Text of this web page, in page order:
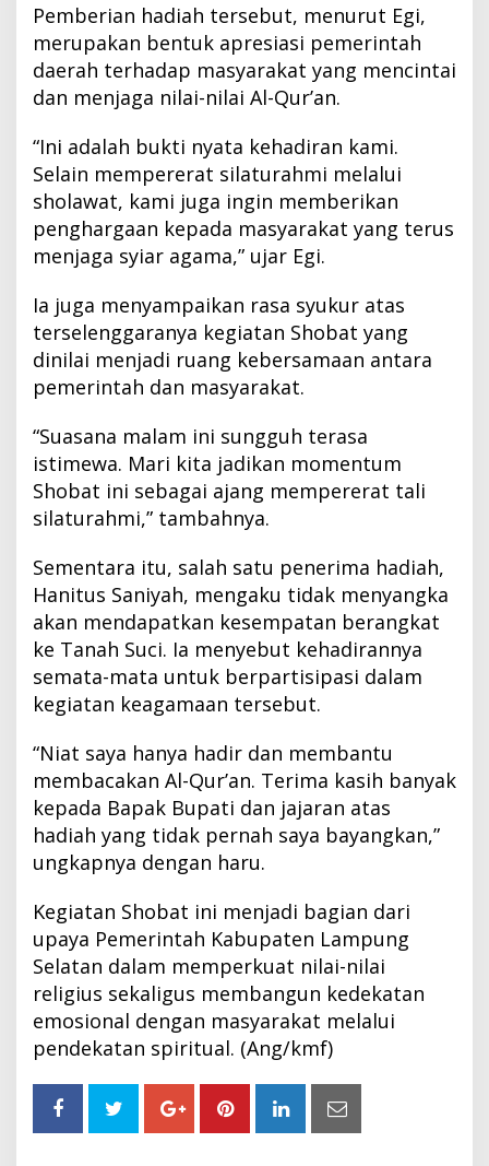
Pemberian hadiah tersebut, menurut Egi,
merupakan bentuk apresiasi pemerintah
daerah terhadap masyarakat yang mencintai
dan menjaga nilai-nilai Al-Qur’an.
“Ini adalah bukti nyata kehadiran kami.
Selain mempererat silaturahmi melalui
sholawat, kami juga ingin memberikan
penghargaan kepada masyarakat yang terus
menjaga syiar agama,” ujar Egi.
Ia juga menyampaikan rasa syukur atas
terselenggaranya kegiatan Shobat yang
dinilai menjadi ruang kebersamaan antara
pemerintah dan masyarakat.
“Suasana malam ini sungguh terasa
istimewa. Mari kita jadikan momentum
Shobat ini sebagai ajang mempererat tali
silaturahmi,” tambahnya.
Sementara itu, salah satu penerima hadiah,
Hanitus Saniyah, mengaku tidak menyangka
akan mendapatkan kesempatan berangkat
ke Tanah Suci. Ia menyebut kehadirannya
semata-mata untuk berpartisipasi dalam
kegiatan keagamaan tersebut.
“Niat saya hanya hadir dan membantu
membacakan Al-Qur’an. Terima kasih banyak
kepada Bapak Bupati dan jajaran atas
hadiah yang tidak pernah saya bayangkan,”
ungkapnya dengan haru.
Kegiatan Shobat ini menjadi bagian dari
upaya Pemerintah Kabupaten Lampung
Selatan dalam memperkuat nilai-nilai
religius sekaligus membangun kedekatan
emosional dengan masyarakat melalui
pendekatan spiritual. (Ang/kmf)